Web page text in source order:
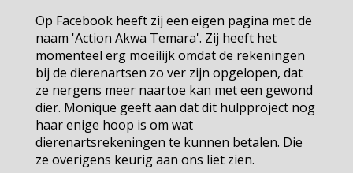
Op Facebook heeft zij een eigen pagina met de
naam 'Action Akwa Temara'. Zij heeft het
momenteel erg moeilijk omdat de rekeningen
bij de dierenartsen zo ver zijn opgelopen, dat
ze nergens meer naartoe kan met een gewond
dier. Monique geeft aan dat dit hulpproject nog
haar enige hoop is om wat
dierenartsrekeningen te kunnen betalen. Die
ze overigens keurig aan ons liet zien.